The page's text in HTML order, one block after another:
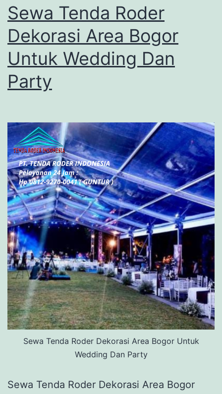
Sewa Tenda Roder
Dekorasi Area Bogor
Untuk Wedding Dan
Party
Sewa Tenda Roder Dekorasi Area Bogor Untuk
Wedding Dan Party
Sewa Tenda Roder Dekorasi Area Bogor